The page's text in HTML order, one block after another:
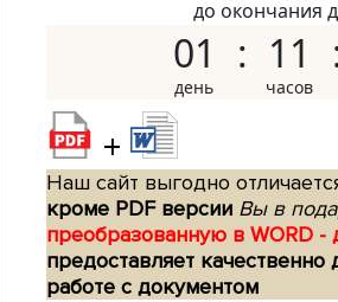
до окончания
01 11
+
Наш сайт выгодно
кроме PDF версии Вы в
преобразованную в WORD -
предоставляет
работе с документом